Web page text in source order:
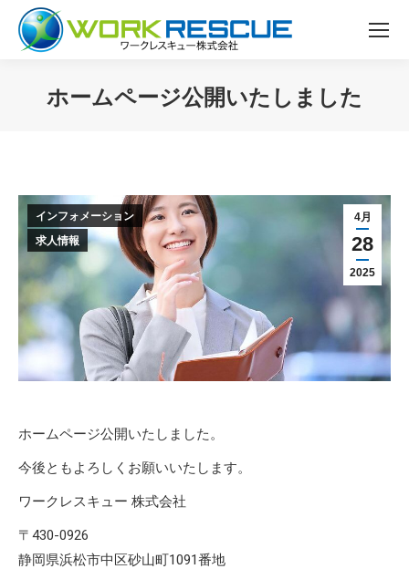
ホームページ公開いたしました
4月
28
2025
インフォメーション
求人情報
ホームページ公開いたしました。
今後ともよろしくお願いいたします。
ワークレスキュー 株式会社
〒430-0926
静岡県浜松市中区砂山町1091番地